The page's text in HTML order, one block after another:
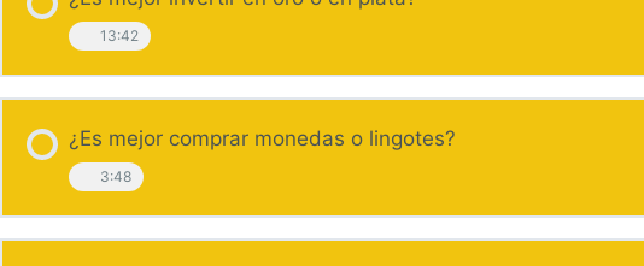
13:42
¿Es mejor comprar monedas o lingotes?
3:48